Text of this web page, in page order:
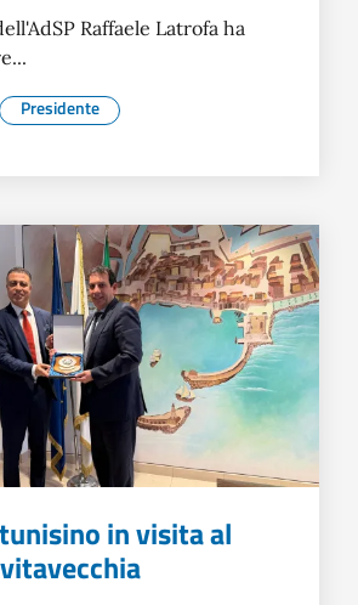
Raffaele Latrofa ha
Presidente
in visita al